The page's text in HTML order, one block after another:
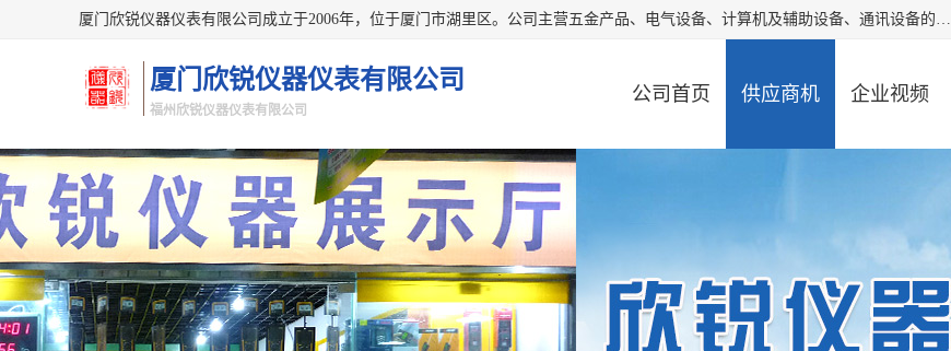
厦门欣锐仪器仪表有限公司成立于2006年，位于厦门市湖里区。公司主营五金产品、电气设备、计算机及辅助设备、通讯设备的批发与零售，同时涉及乐器、照相器材等文化用品的销售。此外，公司还提供通用设备、电气设备、仪器仪表的修理服务，以及信息系统集成、信息技术咨询、数据处理和存储等技术支持。公司致力于为客户提供全面的产品和服务，满足多样化的市场需求。
厦门欣锐仪器仪表有限公司
福州欣锐仪器仪表有限公司
公司首页 供应商机 企业视频